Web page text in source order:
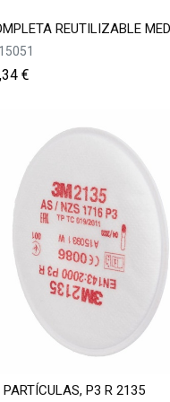
REUTILIZABLE
€
PARTÍCULAS, P3 R 2135